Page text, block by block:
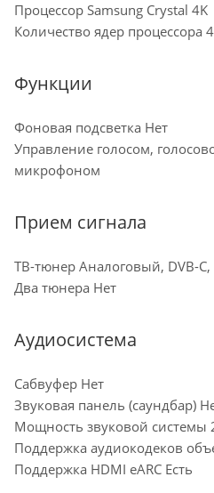
Процессор Samsung Crystal 4K
Количество ядер процессора
Функции
Фоновая подсветка Нет
Управление голосом,
микрофоном
Прием сигнала
ТВ-тюнер Аналоговый, DVB-C,
Два тюнера Нет
Аудиосистема
Сабвуфер Нет
Звуковая панель (саундбар)
Мощность звуковой системы
Поддержка аудиокодеков
Поддержка HDMI eARC Есть